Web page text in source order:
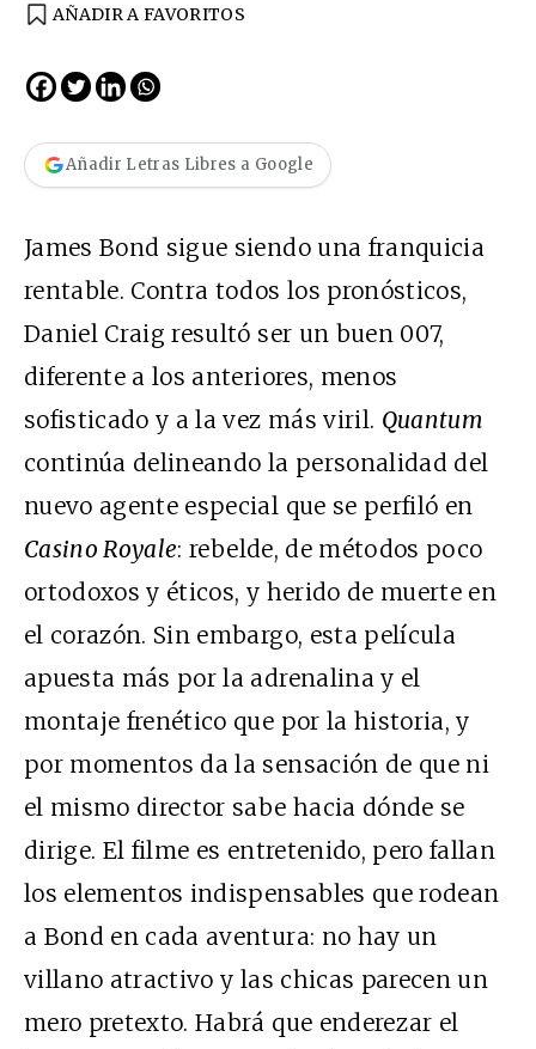
AÑADIR A FAVORITOS
Añadir Letras Libres a Google
James Bond sigue siendo una franquicia
rentable. Contra todos los pronósticos,
Daniel Craig resultó ser un buen 007,
diferente a los anteriores, menos
sofisticado y a la vez más viril. Quantum
continúa delineando la personalidad del
nuevo agente especial que se perfiló en
Casino Royale: rebelde, de métodos poco
ortodoxos y éticos, y herido de muerte en
el corazón. Sin embargo, esta película
apuesta más por la adrenalina y el
montaje frenético que por la historia, y
por momentos da la sensación de que ni
el mismo director sabe hacia dónde se
dirige. El filme es entretenido, pero fallan
los elementos indispensables que rodean
a Bond en cada aventura: no hay un
villano atractivo y las chicas parecen un
mero pretexto. Habrá que enderezar el